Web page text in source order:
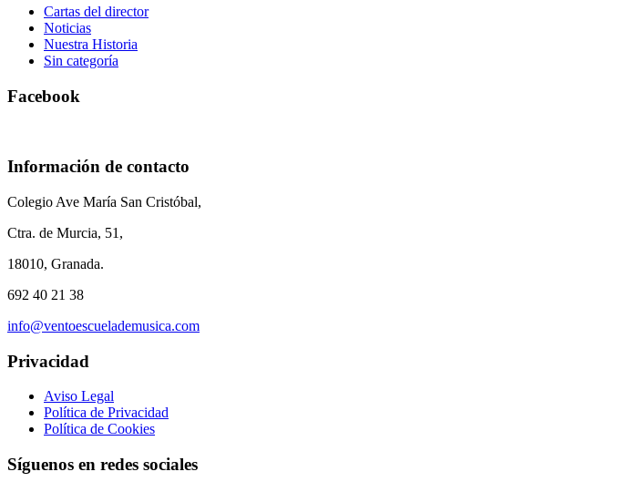
Cartas del director
Noticias
Nuestra Historia
Sin categoría
Facebook
Información de contacto
Colegio Ave María San Cristóbal,
Ctra. de Murcia, 51,
18010, Granada.
692 40 21 38
info@ventoescuelademusica.com
Privacidad
Aviso Legal
Política de Privacidad
Política de Cookies
Síguenos en redes sociales